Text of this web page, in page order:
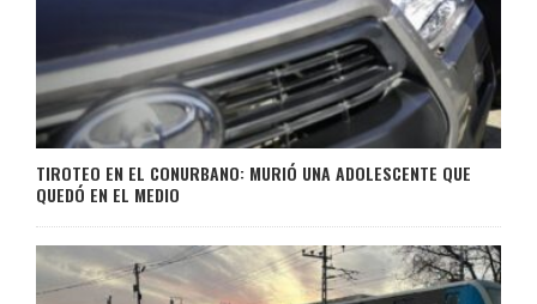
TIROTEO EN EL CONURBANO: MURIÓ UNA ADOLESCENTE QUE
QUEDÓ EN EL MEDIO